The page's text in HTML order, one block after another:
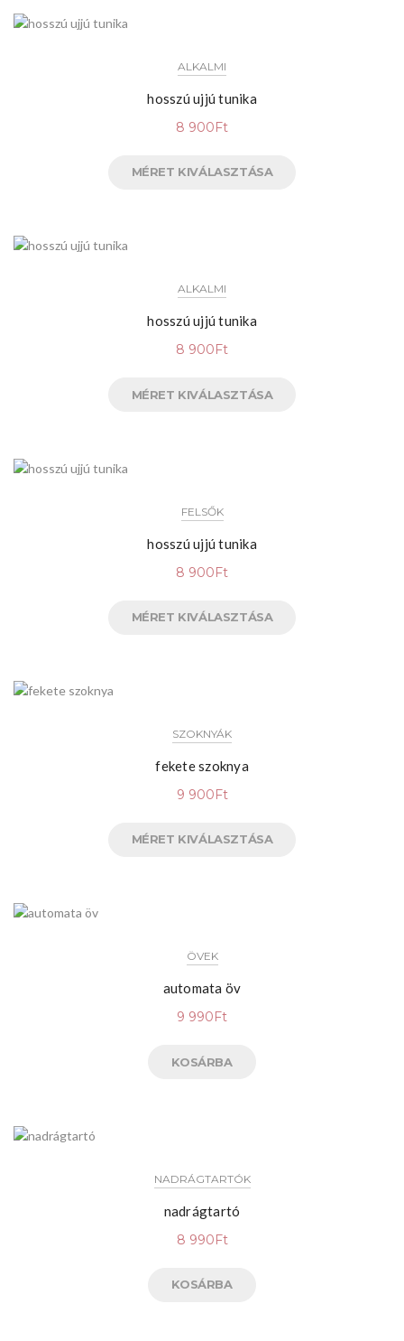
ALKALMI
hosszú ujjú tunika
8 900Ft
MÉRET KIVÁLASZTÁSA
ALKALMI
hosszú ujjú tunika
8 900Ft
MÉRET KIVÁLASZTÁSA
FELSŐK
hosszú ujjú tunika
8 900Ft
MÉRET KIVÁLASZTÁSA
SZOKNYÁK
fekete szoknya
9 900Ft
MÉRET KIVÁLASZTÁSA
ÖVEK
automata öv
9 990 Ft
KOSÁRBA
NADRÁGTARTÓK
nadrágtartó
8 990Ft
KOSÁRBA